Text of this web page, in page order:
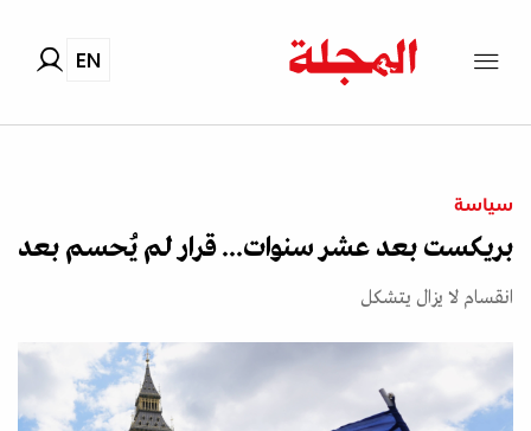
EN
سياسة
بريكست بعد عشر سنوات... قرار لم يُحسم بعد
انقسام لا يزال يتشكل